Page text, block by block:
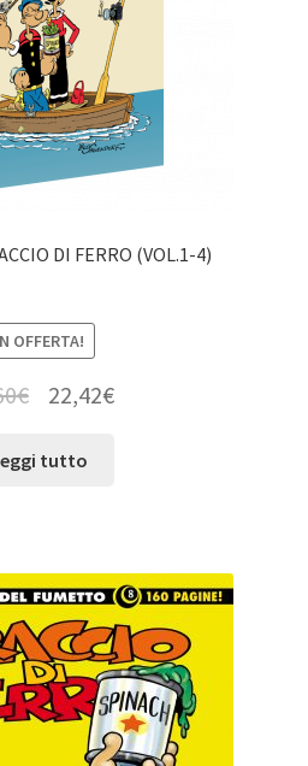
DI FERRO (VOL.1-4)
OFFERTA!
€ 22,42€
tutto